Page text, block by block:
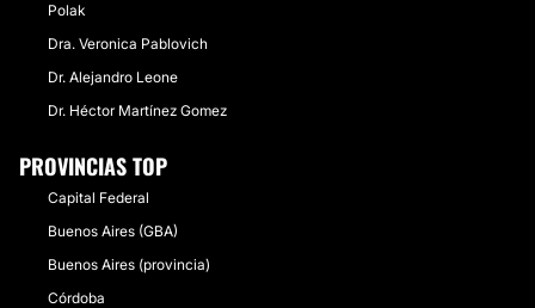
Polak
Dra. Veronica Pablovich
Dr. Alejandro Leone
Dr. Héctor Martínez Gomez
PROVINCIAS TOP
Capital Federal
Buenos Aires (GBA)
Buenos Aires (provincia)
Córdoba